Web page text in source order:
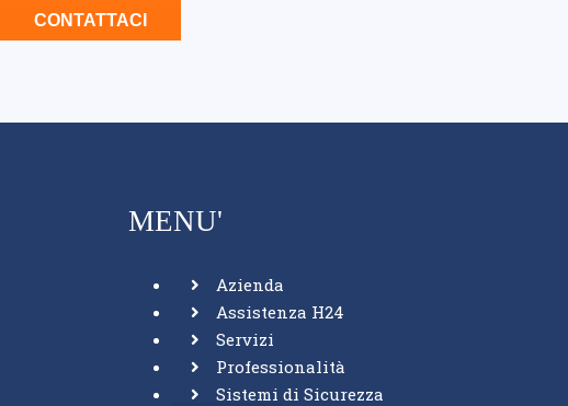
CONTATTACI
MENU'
Azienda
Assistenza H24
Servizi
Professionalità
Sistemi di Sicurezza